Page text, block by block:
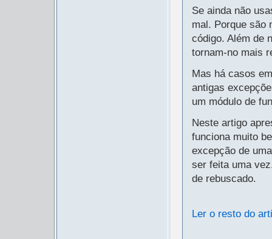
Se ainda não
mal. Porque são
código. Além de
tornam-no mais
Mas há casos
antigas
um módulo de
Neste artigo
funciona muito
excepção de
ser feita uma
de rebuscado.
Ler o resto do